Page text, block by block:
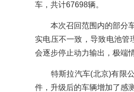
车，共计67698辆。
本次召回范围内的部分车
实电压不一致，导致电池管
会逐步停止动力输出，极端
特斯拉汽车(北京)有限公
件，升级后的车辆增加了感